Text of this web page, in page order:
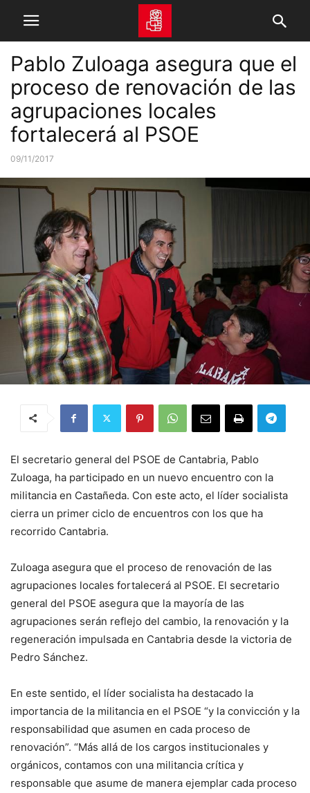
Pablo Zuloaga asegura que el
proceso de renovación de las
agrupaciones locales
fortalecerá al PSOE
09/11/2017
El secretario general del PSOE de Cantabria, Pablo
Zuloaga, ha participado en un nuevo encuentro con la
militancia en Castañeda. Con este acto, el líder socialista
cierra un primer ciclo de encuentros con los que ha
recorrido Cantabria.
Zuloaga asegura que el proceso de renovación de las
agrupaciones locales fortalecerá al PSOE. El secretario
general del PSOE asegura que la mayoría de las
agrupaciones serán reflejo del cambio, la renovación y la
regeneración impulsada en Cantabria desde la victoria de
Pedro Sánchez.
En este sentido, el líder socialista ha destacado la
importancia de la militancia en el PSOE “y la convicción y la
responsabilidad que asumen en cada proceso de
renovación”. “Más allá de los cargos institucionales y
orgánicos, contamos con una militancia crítica y
responsable que asume de manera ejemplar cada proceso